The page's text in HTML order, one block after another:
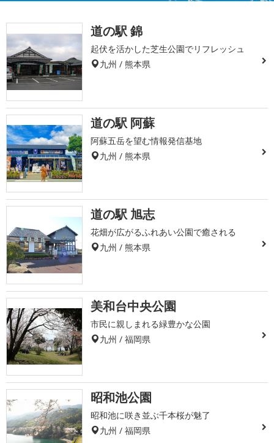
道の駅 錦
起伏を活かした芝生公園でリフレッシュ
九州 / 熊本県
道の駅 阿蘇
阿蘇五岳を望む情報発信基地
九州 / 熊本県
道の駅 旭志
花畑が広がるふれあい公園で癒される
九州 / 熊本県
美和台中央公園
市民に親しまれる緑豊かな公園
九州 / 福岡県
昭和池公園
昭和池に咲き並ぶ千本桜が魅了
九州 / 福岡県